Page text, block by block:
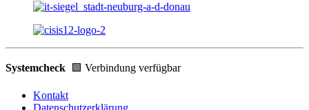
Systemcheck 🟩 Verbindung verfügbar
Kontakt